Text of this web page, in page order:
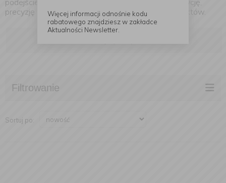
podejściem do produkcji, ale także dbałością o tradycję,
precyzję wykonania i funkcjonalność swoich produktów.
Filtrowanie
Sortuj po:
Więcej informacji odnośnie kodu
rabatowego znajdziesz w zakładce
Aktualności Newsletter.